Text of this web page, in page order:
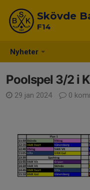
Nyheter
Skövde
F14
Poolspel 3/2 i
29 jan 2024 0